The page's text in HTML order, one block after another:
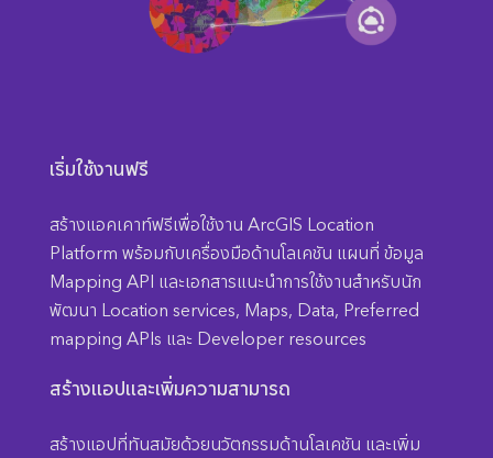
เริ่มใช้งานฟรี
สร้างแอคเคาท์ฟรีเพื่อใช้งาน ArcGIS Location
Platform พร้อมกับเครื่องมือด้านโลเคชัน แผนที่ ข้อมูล
Mapping API และเอกสารแนะนำการใช้งานสำหรับนัก
พัฒนา Location services, Maps, Data, Preferred
mapping APIs และ Developer resources
สร้างแอปและเพิ่มความสามารถ
สร้างแอปที่ทันสมัยด้วยนวัตกรรมด้านโลเคชัน และเพิ่ม